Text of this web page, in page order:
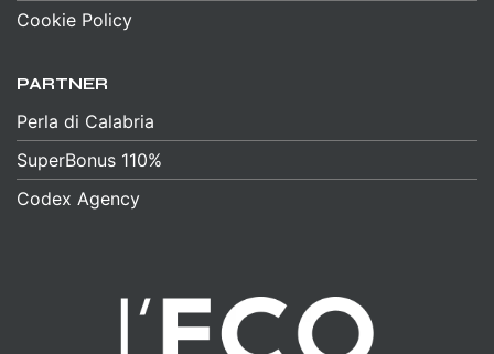
Cookie Policy
PARTNER
Perla di Calabria
SuperBonus 110%
Codex Agency